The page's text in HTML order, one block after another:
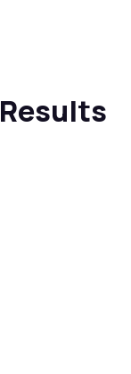
Results